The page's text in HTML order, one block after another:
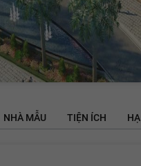
NHÀ MẪU TIỆN ÍCH